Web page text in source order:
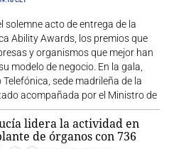
solemne acto de entrega de la
Ability Awards, los premios que
y organismos que mejor han
modelo de negocio. En la gala,
sede madrileña de la
acompañada por el Ministro de
lidera la actividad en
de órganos con 736